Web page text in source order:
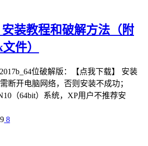
装教程和破解方法（附
件）
位破解版：【点我下载】 安装
断开电脑网络，否则安装不成功；
（64bit）系统，XP用户不推荐安
8